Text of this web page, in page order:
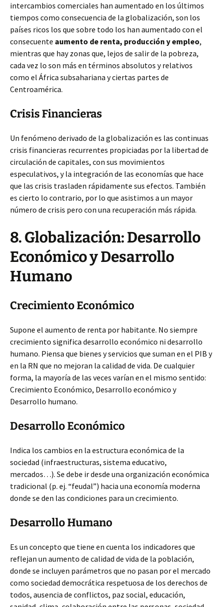
intercambios comerciales han aumentado en los últimos
tiempos como consecuencia de la globalización, son los
países ricos los que sobre todo los han aumentado con el
consecuente aumento de renta, producción y empleo,
mientras que hay zonas que, lejos de salir de la pobreza,
cada vez lo son más en términos absolutos y relativos
como el África subsahariana y ciertas partes de
Centroamérica.
Crisis Financieras
Un fenómeno derivado de la globalización es las continuas
crisis financieras recurrentes propiciadas por la libertad de
circulación de capitales, con sus movimientos
especulativos, y la integración de las economías que hace
que las crisis trasladen rápidamente sus efectos. También
es cierto lo contrario, por lo que asistimos a un mayor
número de crisis pero con una recuperación más rápida.
8. Globalización: Desarrollo
Económico y Desarrollo
Humano
Crecimiento Económico
Supone el aumento de renta por habitante. No siempre
crecimiento significa desarrollo económico ni desarrollo
humano. Piensa que bienes y servicios que suman en el PIB y
en la RN que no mejoran la calidad de vida. De cualquier
forma, la mayoría de las veces varían en el mismo sentido:
Crecimiento Económico, Desarrollo económico y
Desarrollo humano.
Desarrollo Económico
Indica los cambios en la estructura económica de la
sociedad (infraestructuras, sistema educativo,
mercados…). Se debe ir desde una organización económica
tradicional (p. ej. “feudal”) hacia una economía moderna
donde se den las condiciones para un crecimiento.
Desarrollo Humano
Es un concepto que tiene en cuenta los indicadores que
reflejan un aumento de calidad de vida de la población,
donde se incluyen parámetros que no pasan por el mercado
como sociedad democrática respetuosa de los derechos de
todos, ausencia de conflictos, paz social, educación,